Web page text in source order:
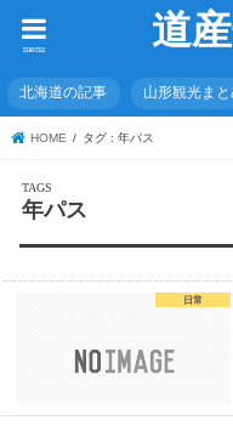
道
menu
北海道の記事 山形観光まと
HOME タグ : 年パス
年パス
日常